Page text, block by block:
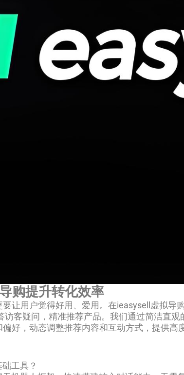
购提升转化效率
让用户觉得好用、爱用。在ieasysell虚拟
客疑问，精准推荐产品。我们通过简洁直
好，动态调整推荐内容和互动方式，提供
工具？